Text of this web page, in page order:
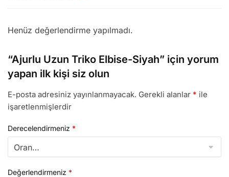
Henüz değerlendirme yapılmadı.
“Ajurlu Uzun Triko Elbise-Siyah” için yorum
yapan ilk kişi siz olun
E-posta adresiniz yayınlanmayacak. Gerekli alanlar * ile
işaretlenmişlerdir
Derecelendirmeniz *
Değerlendirmeniz *